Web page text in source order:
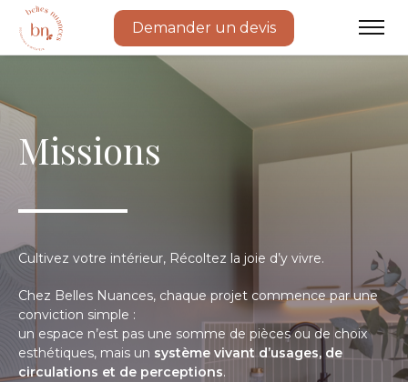
Demander un devis
Missions
Cultivez votre intérieur, Récoltez la joie d’y vivre.
Chez Belles Nuances, chaque projet commence par une
conviction simple :
un espace n’est pas une somme de pièces ou de choix
esthétiques, mais un système vivant d’usages, de
circulations et de perceptions.